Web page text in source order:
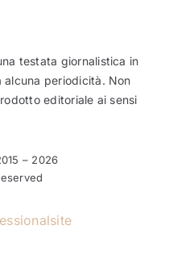
testata giornalistica in
periodicità. Non
editoriale ai sensi
– 2026